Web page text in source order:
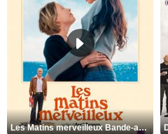
Les Matins merveilleux Bande-annonce VF